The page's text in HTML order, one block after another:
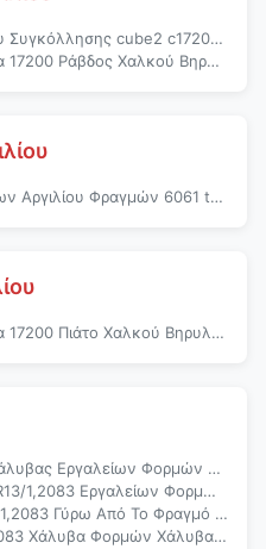
cube2 c17200 Φορμών
Ράβδος Χαλκού Βηρυλλίου CAms
Φραγμών 6061 t6 Επίπεδο
Πιάτο Χαλκού Βηρυλλίου
Φορμών Preharden s136h
Φορμών Χάλυβα 2200mm Πλάτος
Καυτό - Κυλημένος Για Την Πλαστική Φόρμα
Φορμών Χάλυβα Καυτό - Κυλημένος